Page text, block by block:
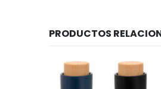
PRODUCTOS